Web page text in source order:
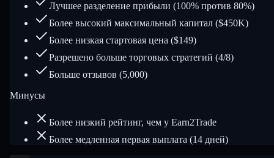
Лучшее разделение прибыли (100% против 80%)
Более высокий максимальный капитал ($450K)
Более низкая стартовая цена ($149)
Разрешено больше торговых стратегий (4/8)
Больше отзывов (5,000)
Минусы
Более низкий рейтинг, чем у Earn2Trade
Более медленная первая выплата (14 дней)